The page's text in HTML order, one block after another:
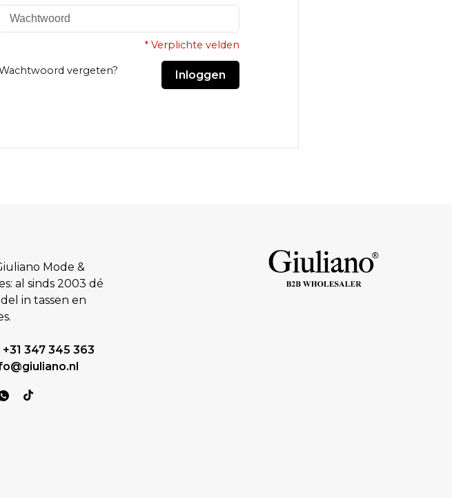
* Verplichte velden
vergeten? Inloggen
Mode &
al sinds 2003 dé
in tassen en
+31 347 345 363